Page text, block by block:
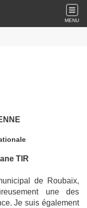
MENU
TIR
de Roubaix,
une des
Je suis également